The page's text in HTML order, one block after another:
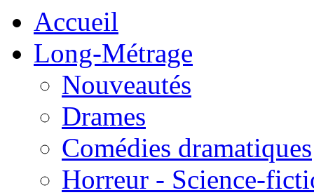
Accueil
Long-Métrage
Nouveautés
Drames
Comédies dramatiques
Horreur - Science-